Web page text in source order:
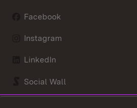
Facebook
Instagram
LinkedIn
Social Wall